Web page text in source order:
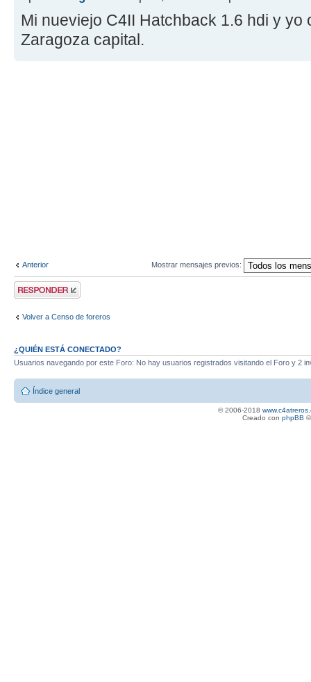
Mi nueviejo C4II Hatchback 1.6 hdi y yo
Zaragoza capital.
Anterior Mostrar mensajes previos:
Publicar una
respuesta
Volver a Censo de foreros
¿QUIÉN ESTÁ CONECTADO?
Usuarios navegando por este Foro: No hay usuarios registrados visitando el Foro y 2
Índice general
© 2006-2018
Creado con phpBB